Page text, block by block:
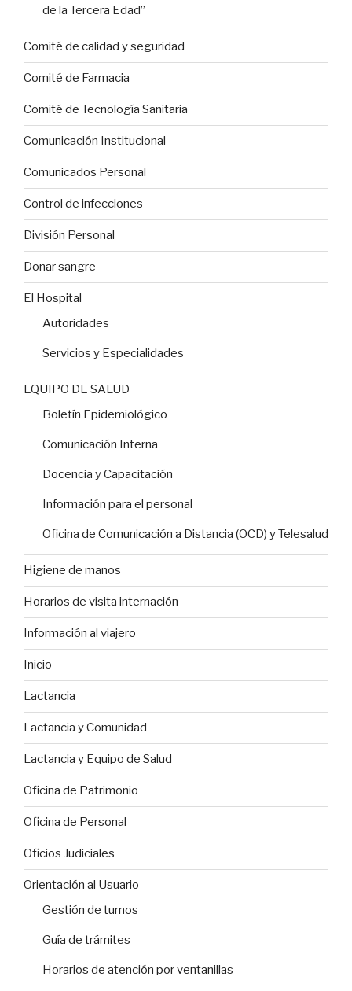
de la Tercera Edad”
Comité de calidad y seguridad
Comité de Farmacia
Comité de Tecnología Sanitaria
Comunicación Institucional
Comunicados Personal
Control de infecciones
División Personal
Donar sangre
El Hospital
Autoridades
Servicios y Especialidades
EQUIPO DE SALUD
Boletín Epidemiológico
Comunicación Interna
Docencia y Capacitación
Información para el personal
Oficina de Comunicación a Distancia (OCD) y Telesalud
Higiene de manos
Horarios de visita internación
Información al viajero
Inicio
Lactancia
Lactancia y Comunidad
Lactancia y Equipo de Salud
Oficina de Patrimonio
Oficina de Personal
Oficios Judiciales
Orientación al Usuario
Gestión de turnos
Guía de trámites
Horarios de atención por ventanillas